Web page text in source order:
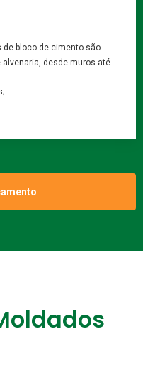
de bloco de cimento são
desde muros até